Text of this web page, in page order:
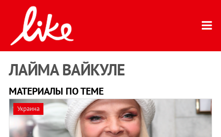
ЛАЙМА ВАЙКУЛЕ
МАТЕРИАЛЫ ПО ТЕМЕ
Украина